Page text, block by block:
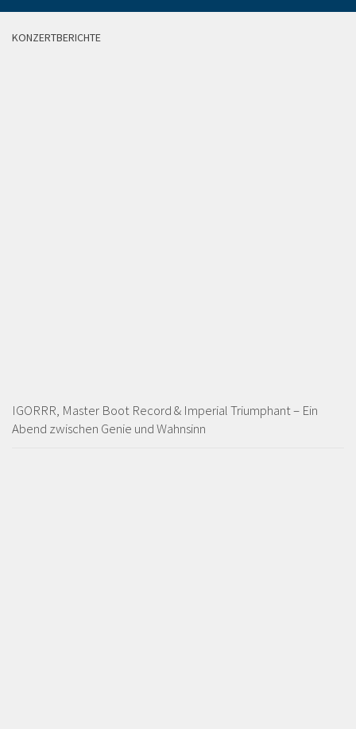
KONZERTBERICHTE
IGORRR, Master Boot Record & Imperial Triumphant – Ein
Abend zwischen Genie und Wahnsinn